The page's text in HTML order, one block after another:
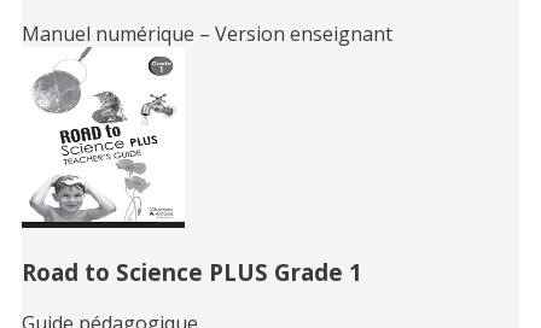
Manuel numérique – Version enseignant
Road to Science PLUS Grade 1